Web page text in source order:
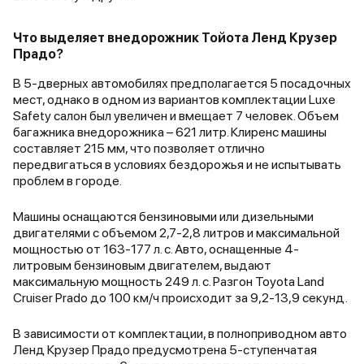
с распутицей, так и для того,
чтобы спокойно обгонять на
дизеля на прадиках не
дотягивали до этого. Что ещё
мне понравилось - сиденья с
вентиляцией (вентиляция
реальная, она прямо чувствуется,
там стоит вентилятор, на
максимальной мощности его
работают, они реально
охлаждают. На предыдущем
авто, Киа Соренто Прайм,
вентиляция почти не работала,
одно слово. Конечно же,
преемственность поколений.
год я проехал 65000 км и ничего
не менял, кроме расходников.
Старлайн, что ставил
Увеличение мощности
200 л.с. и по моменту с
500 Нм дает о себе
обгонах свыше 110 км/
довольно неплохо
(конечно, по сравнению
новом Прадо при
120 км/час : летом 8,2-8,5
л/100км, зимой 9,0-9,5
(для сравнения-Прадо
бензиновый
л/100км, а ТЛК 200
больше и больше камер
треногами на дорогах,
Что выделяет внедорожник Тойота Ленд Крузер
Прадо?
В 5-дверных автомобилях предполагается 5 посадочных
мест, однако в одном из вариантов комплектации Luxe
Safety салон был увеличен и вмещает 7 человек. Объем
багажника внедорожника – 621 литр. Клиренс машины
составляет 215 мм, что позволяет отлично
передвигаться в условиях бездорожья и не испытывать
проблем в городе.
Машины оснащаются бензиновыми или дизельными
двигателями с объемом 2,7-2,8 литров и максимальной
мощностью от 163-177 л. с. Авто, оснащенные 4-
литровым бензиновым двигателем, выдают
максимальную мощность 249 л. с. Разгон Toyota Land
Cruiser Prado до 100 км/ч происходит за 9,2-13,9 секунд.
В зависимости от комплектации, в полноприводном авто
Ленд Крузер Прадо предусмотрена 5-ступенчатая